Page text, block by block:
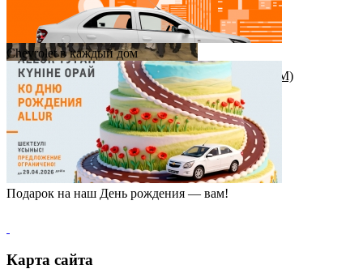
Награда от штаб-квартиры Great Wall Motor (GWM)
Chevrolet в каждый дом
Подарок на наш День рождения — вам!
Карта сайта